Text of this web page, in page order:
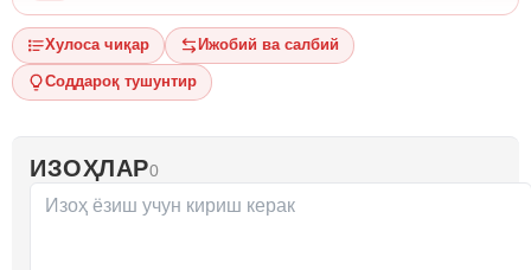
Хулоса чиқар Ижобий ва салбий
Соддароқ тушунтир
ИЗОҲЛАР0